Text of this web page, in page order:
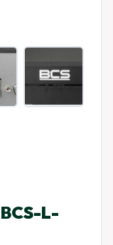
L-